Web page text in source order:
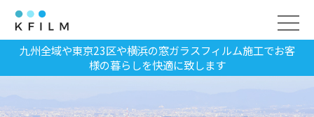
九州全域や東京23区や横浜の窓ガラスフィルム施工でお客
様の暮らしを快適に致します